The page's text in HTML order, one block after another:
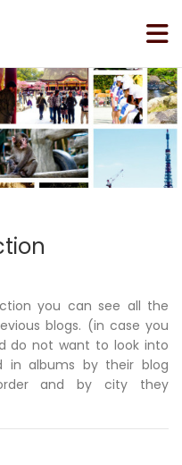
you can see all the
blogs. (in case you
do not want to look into
in albums by their blog
and by city they